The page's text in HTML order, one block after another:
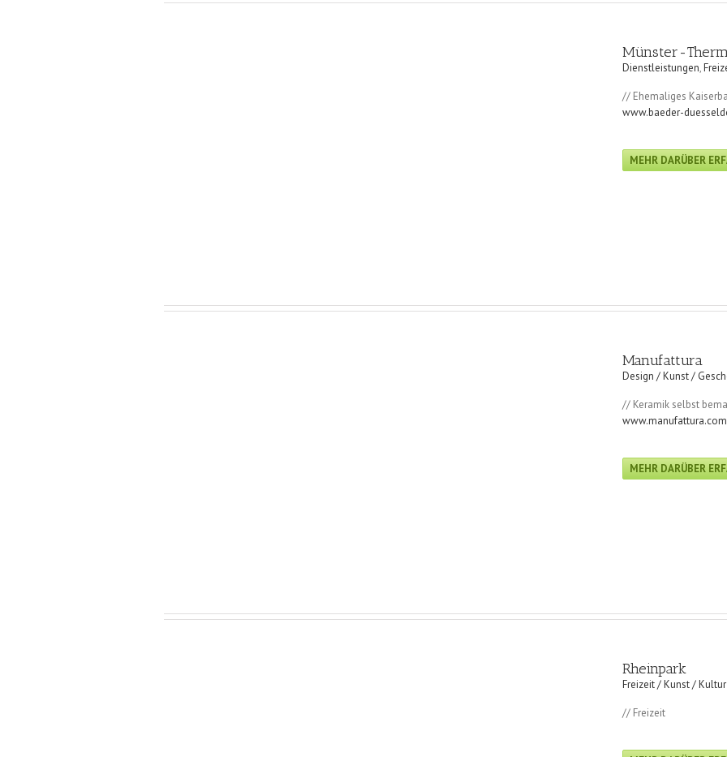
Münster-
Dienstleistungen,
// Ehemaliges
www.baeder-
MEHR DARÜBER
Manufattura
Design / Kunst /
// Keramik selbst
www.manufattura.com
MEHR DARÜBER
Rheinpark
Freizeit / Kunst / Kultur
// Freizeit